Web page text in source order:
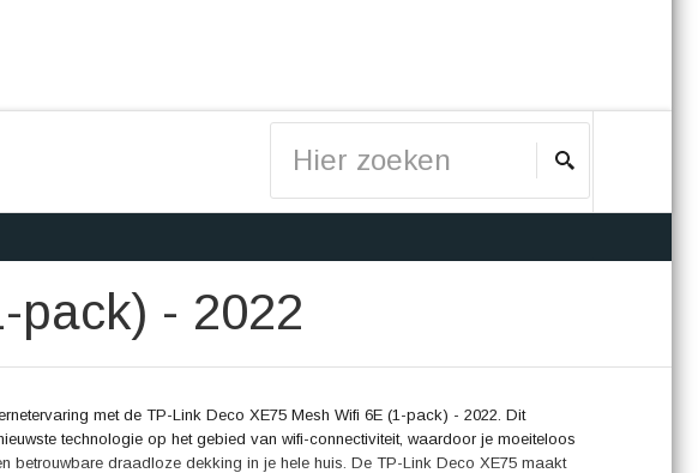
pack) - 2022
met de TP-Link Deco XE75 Mesh Wifi 6E (1-pack) - 2022. Dit
technologie op het gebied van wifi-connectiviteit, waardoor je moeiteloos
betrouwbare draadloze dekking in je hele huis. De TP-Link Deco XE75 maakt